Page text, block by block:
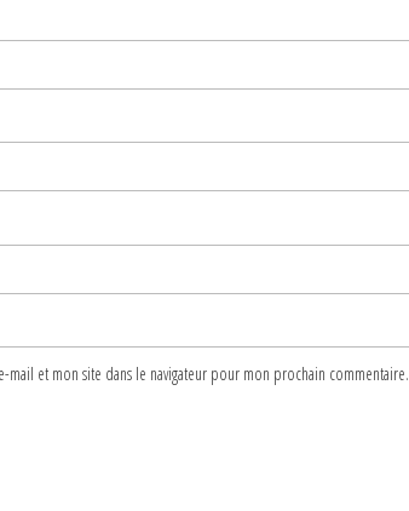
mail et mon site dans le navigateur pour mon prochain commentaire.